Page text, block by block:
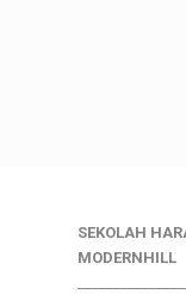
SEKOLAH
MODERNHILL